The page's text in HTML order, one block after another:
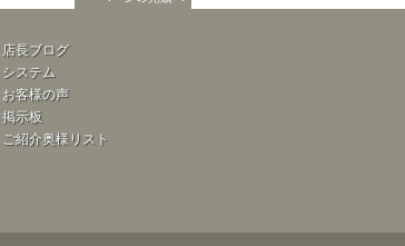
店長ブログ
システム
お客様の声
掲示板
ご紹介奥様リスト